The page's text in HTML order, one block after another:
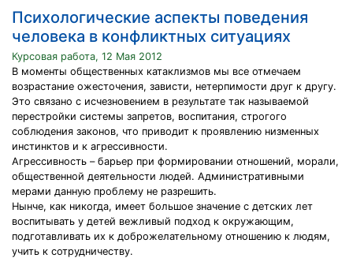
Психологические аспекты поведения
человека в конфликтных ситуациях
Курсовая работа, 12 Мая 2012
В моменты общественных катаклизмов мы все отмечаем
возрастание ожесточения, зависти, нетерпимости друг к другу.
Это связано с исчезновением в результате так называемой
перестройки системы запретов, воспитания, строгого
соблюдения законов, что приводит к проявлению низменных
инстинктов и к агрессивности.
Агрессивность – барьер при формировании отношений, морали,
общественной деятельности людей. Административными
мерами данную проблему не разрешить.
Нынче, как никогда, имеет большое значение с детских лет
воспитывать у детей вежливый подход к окружающим,
подготавливать их к доброжелательному отношению к людям,
учить к сотрудничеству.